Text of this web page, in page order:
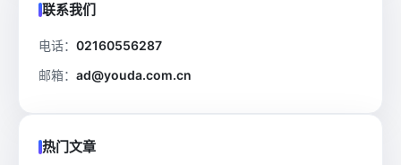
联系我们
电话： 02160556287
邮箱： ad@youda.com.cn
热门文章